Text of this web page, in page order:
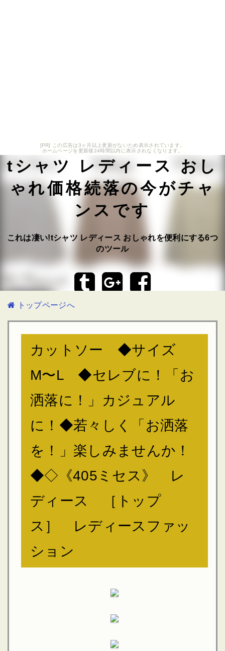
[PR] この広告は3ヶ月以上更新がないため表示されています。
ホームページを更新後24時間以内に表示されなくなります。
tシャツ レディース おし
ゃれ価格続落の今がチャ
ンスです
これは凄い!tシャツ レディース おしゃれを便利にする6つ
のツール
トップページへ
カットソー ◆サイズ
M〜L ◆セレブに！「お
洒落に！」カジュアル
に！◆若々しく「お洒落
を！」楽しみませんか！
◆◇《405ミセス》 レ
ディース ［トップ
ス］ レディースファッ
ション